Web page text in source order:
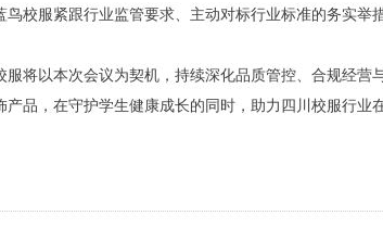
校服紧跟行业监管要求、主动对标行业标准的务实
以本次会议为契机，持续深化品质管控、合规经营
品，在守护学生健康成长的同时，助力四川校服行